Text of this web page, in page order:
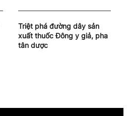
Triệt phá đường dây sản
xuất thuốc Đông y giả, pha
tân dược